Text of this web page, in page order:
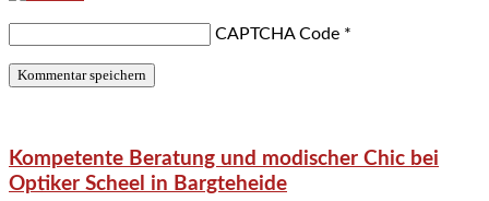
CAPTCHA Code *
Kompetente Beratung und modischer Chic bei
Optiker Scheel in Bargteheide